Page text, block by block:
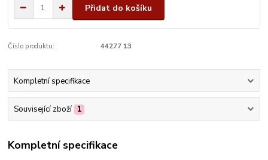
Přidat do košíku
Číslo produktu: 44277 13
Kompletní specifikace
Související zboží 1
Kompletní specifikace